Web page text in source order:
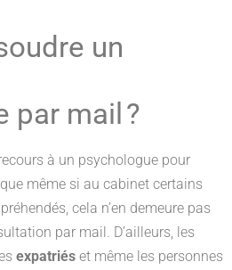
un
par mail ?
à un psychologue pour
même si au cabinet certains
cela n’en demeure pas
par mail. D’ailleurs, les
expatriés et même les personnes